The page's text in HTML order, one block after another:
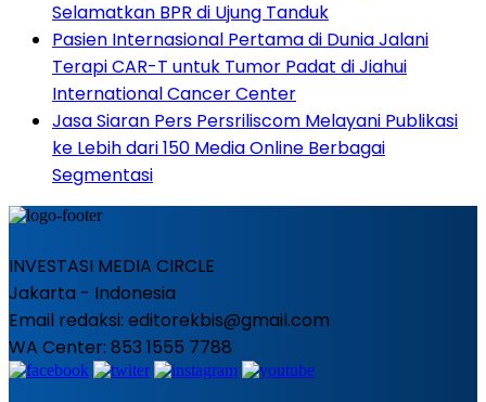
Selamatkan BPR di Ujung Tanduk
Pasien Internasional Pertama di Dunia Jalani
Terapi CAR-T untuk Tumor Padat di Jiahui
International Cancer Center
Jasa Siaran Pers Persriliscom Melayani Publikasi
ke Lebih dari 150 Media Online Berbagai
Segmentasi
INVESTASI MEDIA CIRCLE
Jakarta - Indonesia
Email redaksi: editorekbis@gmail.com
WA Center: 853 1555 7788